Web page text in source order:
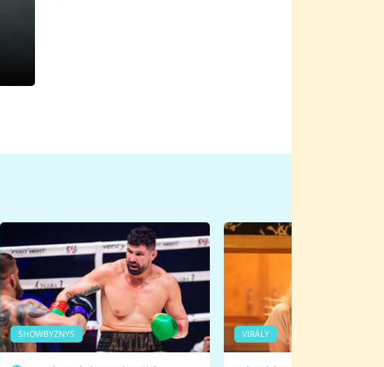
SHOWBYZNYS VIRÁLY